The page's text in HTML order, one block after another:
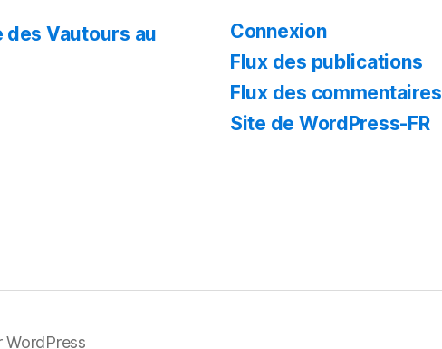
des Vautours au
Connexion
Flux des publications
Flux des commentaires
Site de WordPress-FR
WordPress